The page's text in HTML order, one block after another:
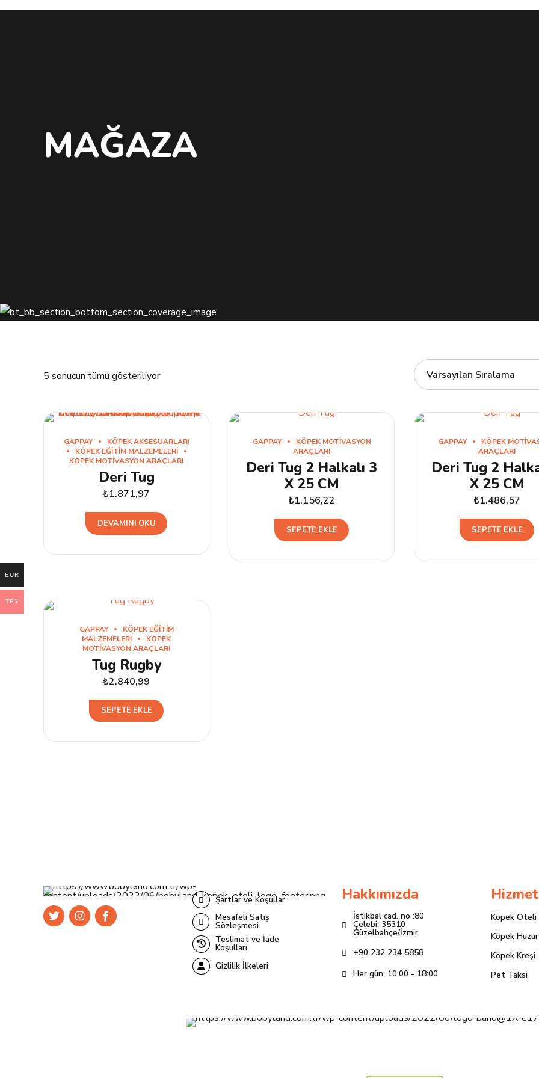
MAĞAZA
5 sonucun tümü gösteriliyor
GAPPAY
KÖPEK AKSESUARLARI
KÖPEK EĞITIM MALZEMELERI
KÖPEK MOTIVASYON ARAÇLARI
Deri Tug
₺1.871,97
DEVAMINI OKU
GAPPAY
KÖPEK MOTIVASYON
ARAÇLARI
Deri Tug 2 Halkalı 3
X 25 CM
₺1.156,22
SEPETE EKLE
GAPPAY
KÖPEK
ARAÇLARI
Deri Tug 2
X 25 CM
₺1.486,57
SEPETE EKLE
GAPPAY
KÖPEK EĞITIM
MALZEMELERI
KÖPEK
MOTIVASYON ARAÇLARI
Tug Rugby
₺2.840,99
SEPETE EKLE
Şartlar ve Koşullar
Mesafeli Satış
Sözleşmesi
Teslimat ve İade
Koşulları
Gizlilik İlkeleri
Hakkımızda
İstikbal cad. no :80
Çelebi, 35310
Güzelbahçe/İzmir
+90 232 234 5858
Her gün: 10:00 - 18:00
Köpek Oteli
Köpek
Köpek Kreşi
Pet Taksi
EUR
TRY